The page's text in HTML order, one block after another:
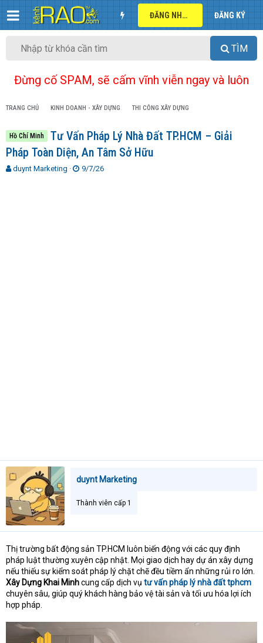
ĐĂNG NHẬP ĐĂNG KÝ
TÌM
Đừng cố SPAM, sẽ cấm vĩnh viễn ngay và luôn
TRANG CHỦ KINH DOANH - XÂY DỰNG THI CÔNG XÂY DỰNG
Hồ Chí Minh
Tư Vấn Pháp Lý Nhà Đất TP.HCM – Giải
Pháp Toàn Diện, An Tâm Sở Hữu
T
duynt Marketing
N
9/7/26
duynt Marketing
Thành viên cấp 1
Thị trường bất động sản TP.HCM luôn biến động với các quy định
pháp luật thường xuyên cập nhật. Mọi giao dịch hay dự án xây dựng
nếu thiếu sự kiểm soát pháp lý chặt chẽ đều tiềm ẩn những rủi ro lớn.
Xây Dựng Khai Minhcung cấp dịch vụ tư vấn pháp lý nhà đất tphcm
chuyên sâu, giúp quý khách hàng bảo vệ tài sản và tối ưu hóa lợi ích
hợp pháp.